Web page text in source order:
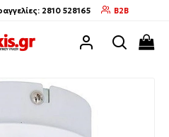
2810 528165 B2B